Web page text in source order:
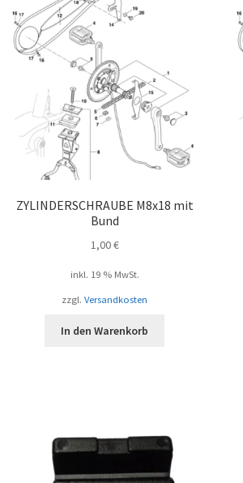
ZYLINDERSCHRAUBE M8x18 mit
Bund
1,00€
inkl. 19 % MwSt.
zzgl.Versandkosten
In den Warenkorb